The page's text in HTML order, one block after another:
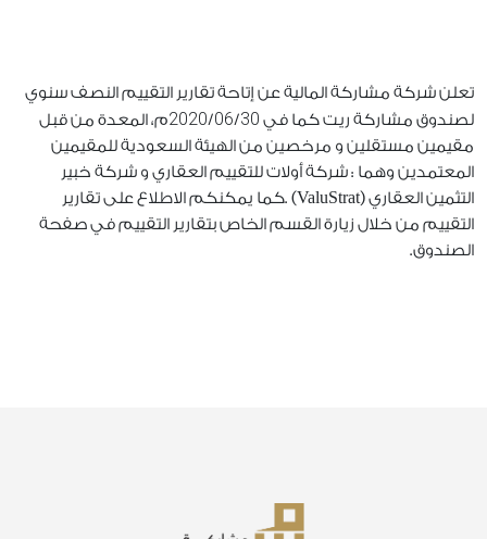
تعلن شركة مشاركة المالية عن إتاحة تقارير التقييم النصف سنوي
لصندوق مشاركة ريت كما في
2020/06/30
م، المعدة من قبل
مقيمين مستقلين و مرخصين من الهيئة السعودية للمقيمين
المعتمدين وهما : شركة أولات للتقييم العقاري و شركة خبير
التثمين العقاري (ValuStrat) .كما يمكنكم الاطلاع على تقارير
التقييم من خلال زيارة القسم الخاص بتقارير التقييم في صفحة
الصندوق.